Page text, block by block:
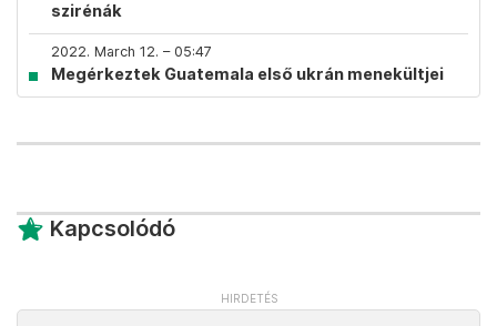
szirénák
2022. March 12. – 05:47
Megérkeztek Guatemala első ukrán menekültjei
Kapcsolódó